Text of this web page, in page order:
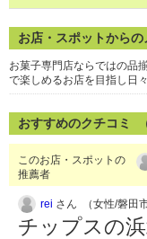
お店・スポットから
お菓子専門店ならではの品
で楽しめるお店を目指し日
おすすめのクチコミ
このお店・スポットの
推薦者
rei さん （女性/磐田
チップスの